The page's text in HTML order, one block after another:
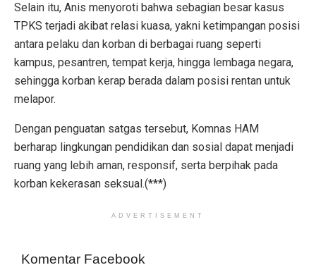
Selain itu, Anis menyoroti bahwa sebagian besar kasus
TPKS terjadi akibat relasi kuasa, yakni ketimpangan posisi
antara pelaku dan korban di berbagai ruang seperti
kampus, pesantren, tempat kerja, hingga lembaga negara,
sehingga korban kerap berada dalam posisi rentan untuk
melapor.
Dengan penguatan satgas tersebut, Komnas HAM
berharap lingkungan pendidikan dan sosial dapat menjadi
ruang yang lebih aman, responsif, serta berpihak pada
korban kekerasan seksual.(***)
ADVERTISEMENT
Komentar Facebook